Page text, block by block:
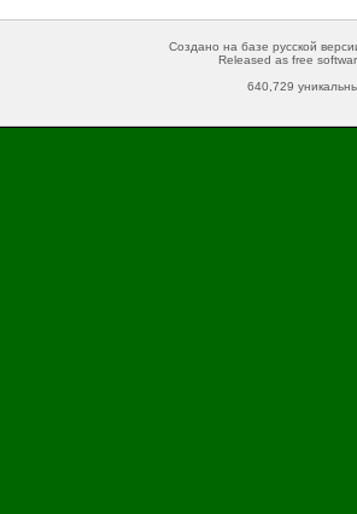
Создано на базе русской
Released as free
640,729